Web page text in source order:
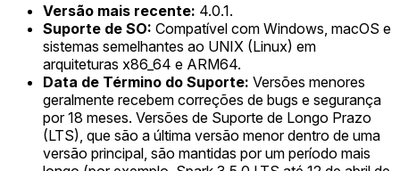
Versão mais recente: 4.0.1.
Suporte de SO: Compatível com Windows, macOS e
sistemas semelhantes ao UNIX (Linux) em
arquiteturas x86_64 e ARM64.
Data de Término do Suporte: Versões menores
geralmente recebem correções de bugs e segurança
por 18 meses. Versões de Suporte de Longo Prazo
(LTS), que são a última versão menor dentro de uma
versão principal, são mantidas por um período mais